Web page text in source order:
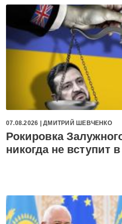
07.08.2026 |ДМИТРИЙ ШЕВЧЕНКО
Рокировка
никогда не вступит